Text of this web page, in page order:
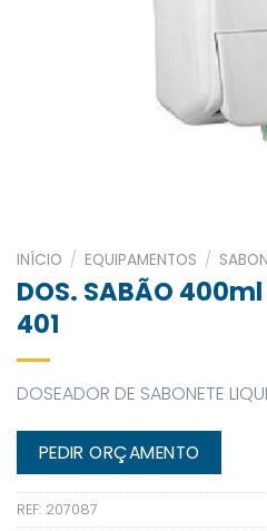
INÍCIO / EQUIPAMENTOS /
DOS. SABÃO 400ml
401
DOSEADOR DE SABONETE
PEDIR ORÇAMENTO
REF: 207087